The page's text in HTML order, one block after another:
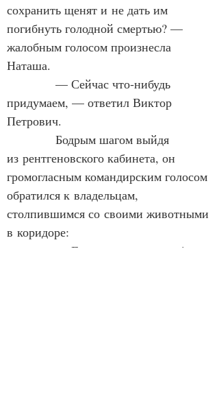
сохранить щенят и не дать им
погибнуть голодной смертью? —
жалобным голосом произнесла
Наташа.
— Сейчас что‑нибудь
придумаем, — ответил Виктор
Петрович.
Бодрым шагом выйдя
из рентгеновского кабинета, он
громогласным командирским голосом
обратился к владельцам,
столпившимся со своими животными
в коридоре:
— Граждане владельцы!